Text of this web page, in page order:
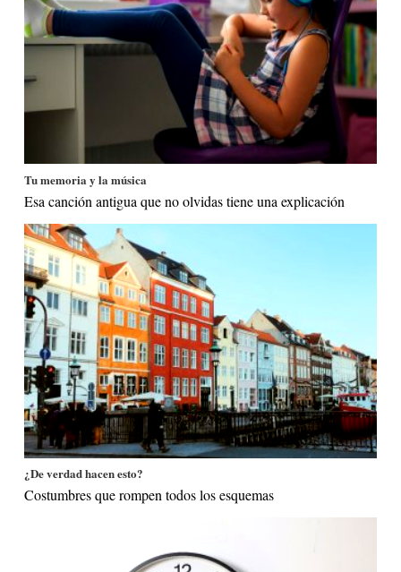
Tu memoria y la música
Esa canción antigua que no olvidas tiene una explicación
¿De verdad hacen esto?
Costumbres que rompen todos los esquemas